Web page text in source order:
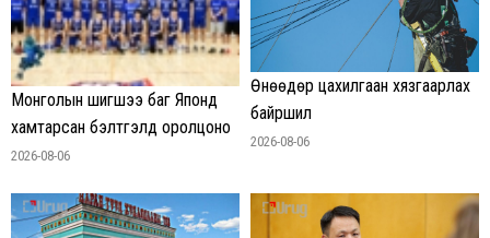
Монголын шигшээ баг Японд
хамтарсан бэлтгэлд оролцоно
2026-08-06
Өнөөдөр цахилгаан хязгаарлах
байршил
2026-08-06